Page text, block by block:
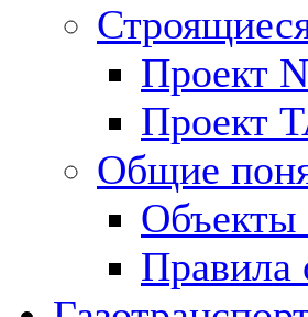
Проект
Проект
Общие
Объекты
Правила